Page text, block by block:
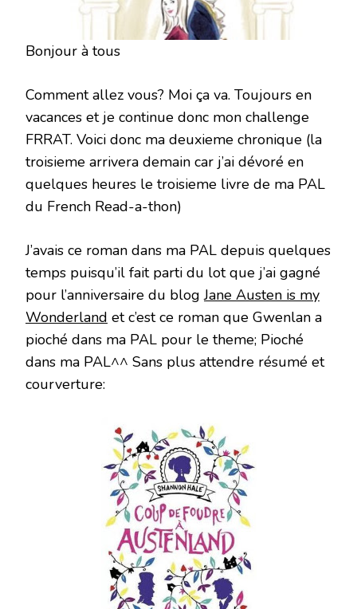
AUSTENLAND
Bonjour à tous
Comment allez vous? Moi ça va. Toujours en
vacances et je continue donc mon challenge
FRRAT. Voici donc ma deuxieme chronique (la
troisieme arrivera demain car j’ai dévoré en
quelques heures le troisieme livre de ma PAL
du French Read-a-thon)
J’avais ce roman dans ma PAL depuis quelques
temps puisqu’il fait parti du lot que j’ai gagné
pour l’anniversaire du blogJane Austen is my
Wonderland et c’est ce roman que Gwenlan a
pioché dans ma PAL pour le theme; Pioché
dans ma PAL^^ Sans plus attendre résumé et
courverture: